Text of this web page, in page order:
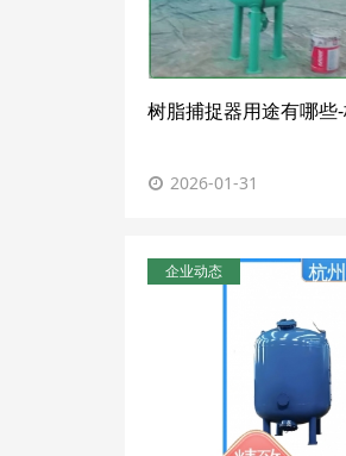
树脂捕捉器用途有哪些
2026-01-31
企业动态